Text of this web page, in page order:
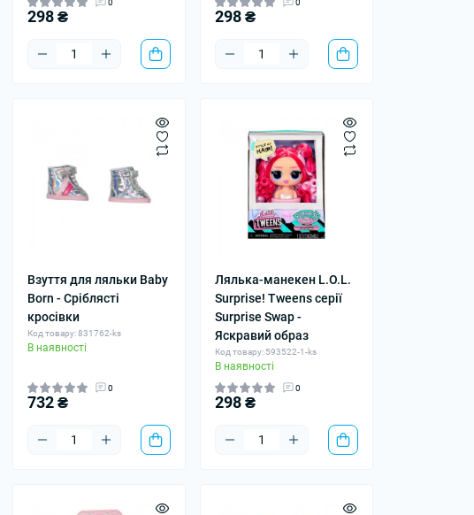
298 ₴ 298 ₴
Взуття для ляльки Baby
Born - Cріблясті
кросівки
Код товару: 831762-ks
В наявності
0
732 ₴
Лялька-манекен L.O.L.
Surprise! Tweens серії
Surprise Swap -
Яскравий образ
Код товару: 593522-1-ks
В наявності
0
298 ₴